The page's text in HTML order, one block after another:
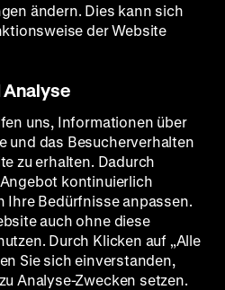
Deutschland
ändern. Dies kann sich
der Website
Analyse
uns, Informationen über
und das Besucherverhalten
zu erhalten. Dadurch
kontinuierlich
Ihre Bedürfnisse anpassen.
auch ohne diese
Durch Klicken auf „Alle
Sie sich einverstanden,
Analyse-Zwecken setzen.